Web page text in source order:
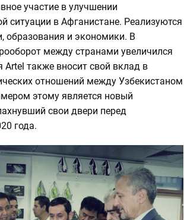
участие в улучшении
ситуации в Афганистане. Реализуются
образования и экономики. В
между странами увеличился
также вносит свой вклад в
отношений между Узбекистаном
этому является новый
свои двери перед
года.